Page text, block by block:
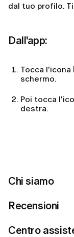
Chi siamo
Recensioni
Centro
dal tuo profilo.
Dall'app:
Tocca l'icona
schermo.
Poi tocca
destra.
ToccaCambia
Dal sito web: